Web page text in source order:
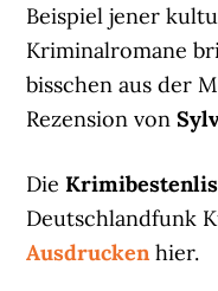
Beispiel jener
Kriminalromane
bisschen aus der
Rezension von
Die
Deutschlandfunk
Ausdruckenhier.